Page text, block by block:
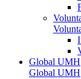
Global UMH
Global UMH